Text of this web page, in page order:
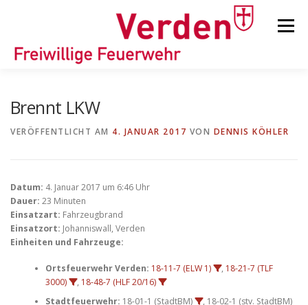
Menü
KINDER-/JUGENDFEUERWEHR
Brennt LKW
VERÖFFENTLICHT AM 4. JANUAR 2017 VON DENNIS KÖHLER
Datum: 4. Januar 2017 um 6:46 Uhr
Dauer: 23 Minuten
Einsatzart: Fahrzeugbrand
Einsatzort: Johanniswall, Verden
Einheiten und Fahrzeuge:
Ortsfeuerwehr Verden: 18-11-7 (ELW 1) , 18-21-7 (TLF
3000)
, 18-48-7 (HLF 20/16)
Stadtfeuerwehr: 18-01-1 (StadtBM) , 18-02-1 (stv. StadtBM)